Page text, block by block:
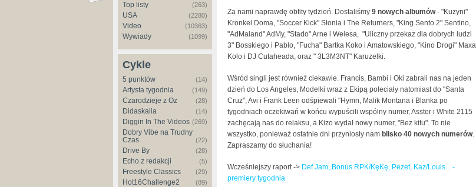
Top listy (263)
USA (2280)
Video (10363)
Wywiady (1099)
Cykle
5 punktów (14)
Artysta tygodnia (149)
Czarodzieje z Oz (28)
Didaskalia (14)
Diggin In The Videos (269)
Dobry Vibe na Trudny
Czas
(22)
Drive By (28)
Echo z redakcji (5)
Freestyle Classics (29)
Hot16Challenge2 (89)
Za nami naprawdę obfity tydzień. Dostaliśmy 9 nowych albumów- "Kuzyni"
Kronkel Doma, "Soccer Kick" Słonia i The Returners, "King Sento 2" Sentino,
"AdMaland" AdMy, "Stado" Arne i Welesa, "Uliczny przekaz dla dobrych ludzi
3" Bosskiego i Pablo, "Fucha" Bartka Koko i Amatowskiego, "Kino Drogi" Maxa
Kolo i DJ Cutaheada, oraz " 3L3M3NT" Karuzelki.
Wśród singli jest również ciekawie. Francis, Bambi i Oki zabrali nas na jeden
dzień do Los Angeles, Modelki wraz z Ekipą poleciały natomiast do "Santa
Cruz", Avi i Frank Leen odśpiewali "Hymn, Malik Montana i Blanka po
tygodniach oczekiwań w końcu wypuścili wspólny numer, Asster i White 2115
zachęcają nas do relaksu, a Kizo wydał nowy numer, "Bez kitu". To nie
wszystko, ponieważ ostatnie dni przyniosły nam blisko 40 nowych numerów.
Zapraszamy do słuchania!
Wcześniejszy raport -> Def Jam, Bonus RPK/KęKę, Pezet, Kaz/Louis... -
premiery tygodnia